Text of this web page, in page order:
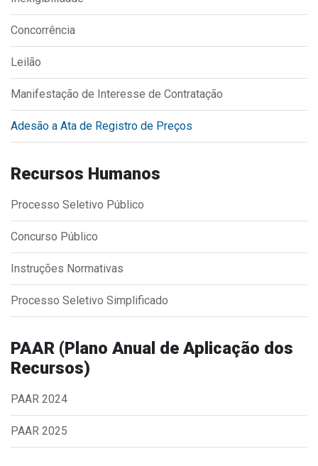
Publicações
Diário Oficial (Novo)
Diário Oficial (Até 30/04)
Seletivo Simplificado
Instruções Normativas
Dispensas e Inexigibilidades
Chamamentos Públicos
Leis, Decretos e Portarias
Transparência
Portal da Transparência
Concorrência
Leilão
Manifestação de Interesse de Contratação
Adesão a Ata de Registro de Preços
Recursos Humanos
Processo Seletivo Público
Concurso Público
Instruções Normativas
Processo Seletivo Simplificado
PAAR (Plano Anual de Aplicação dos
Recursos)
PAAR 2024
PAAR 2025